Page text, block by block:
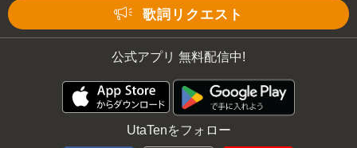
歌詞リクエスト
公式アプリ 無料配信中!
UtaTenをフォロー